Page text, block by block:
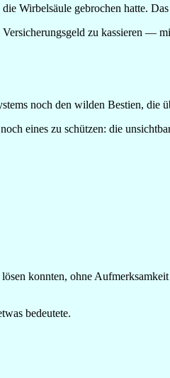
Wirbelsäule gebrochen hatte.
zu kassieren —
noch den wilden Bestien,
eines zu schützen: die
konnten, ohne
bedeutete.